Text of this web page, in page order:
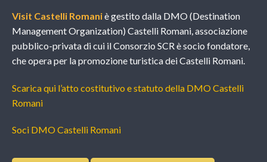
Visit Castelli Romaniè gestito dalla DMO (Destination
Management Organization) Castelli Romani, associazione
pubblico-privata di cui il Consorzio SCR è socio fondatore,
che opera per la promozione turistica dei Castelli Romani.
Scarica qui l’atto costitutivo e statuto della DMO Castelli
Romani
Soci DMO Castelli Romani